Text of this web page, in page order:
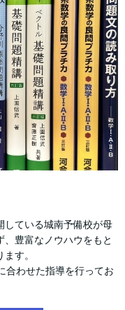
している城南予備校が母
豊富なノウハウをもと
す。
合わせた指導を行ってお